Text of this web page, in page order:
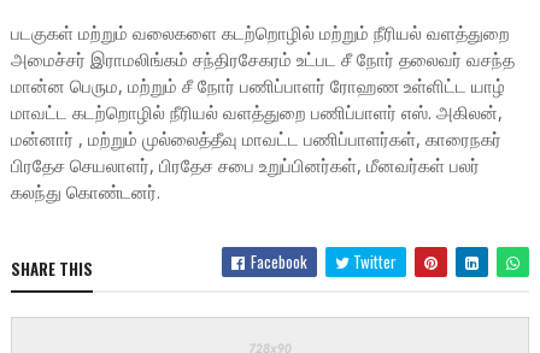
படகுகள் மற்றும் வலைகளை கடற்றொழில் மற்றும் நீரியல் வளத்துறை
அமைச்சர் இராமலிங்கம் சந்திரசேகரம் உட்பட சீ நோர் தலைவர் வசந்த
மான்ன பெரும, மற்றும் சீ நோர் பணிப்பாளர் ரோஹண உள்ளிட்ட யாழ்
மாவட்ட கடற்றொழில் நீரியல் வளத்துறை பணிப்பாளர் எஸ். அகிலன்,
மன்னார் , மற்றும் முல்லைத்தீவு மாவட்ட பணிப்பாளர்கள், காரைநகர்
பிரதேச செயலாளர், பிரதேச சபை உறுப்பினர்கள், மீனவர்கள் பலர்
கலந்து கொண்டனர்.
SHARE THIS Facebook Twitter